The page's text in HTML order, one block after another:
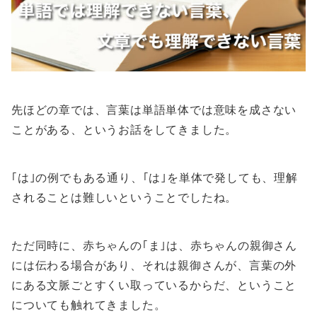
先ほどの章では、言葉は単語単体では意味を成さない
ことがある、というお話をしてきました。
｢は｣の例でもある通り、｢は｣を単体で発しても、理解
されることは難しいということでしたね。
ただ同時に、赤ちゃんの｢ま｣は、赤ちゃんの親御さん
には伝わる場合があり、それは親御さんが、言葉の外
にある文脈ごとすくい取っているからだ、ということ
についても触れてきました。